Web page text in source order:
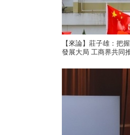
【來論】莊子雄：把
發展大局 工商界共同